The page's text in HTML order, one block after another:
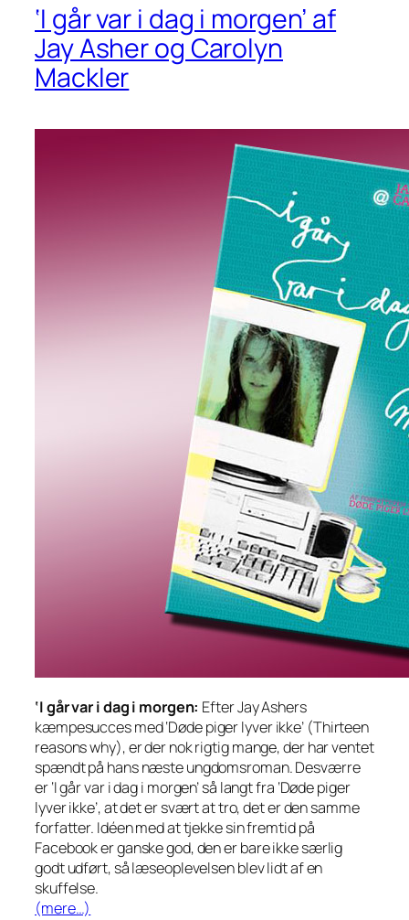
‘I går var i dag i morgen’ af
Jay Asher og Carolyn
Mackler
‘I går var i dag i morgen: Efter Jay Ashers
kæmpesucces med ‘Døde piger lyver ikke’ (Thirteen
reasons why), er der nok rigtig mange, der har ventet
spændt på hans næste ungdomsroman. Desværre
er ‘I går var i dag i morgen’ så langt fra ‘Døde piger
lyver ikke’, at det er svært at tro, det er den samme
forfatter. Idéen med at tjekke sin fremtid på
Facebook er ganske god, den er bare ikke særlig
godt udført, så læseoplevelsen blev lidt af en
skuffelse.
(mere…)